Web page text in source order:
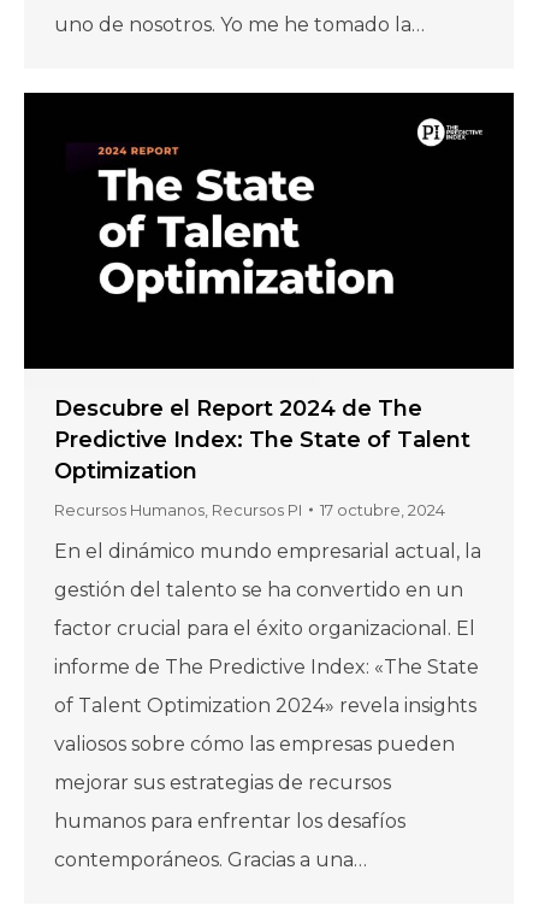
uno de nosotros. Yo me he tomado la…
Descubre el Report 2024 de The
Predictive Index: The State of Talent
Optimization
Recursos Humanos Recursos PI 17 octubre, 2024
En el dinámico mundo empresarial actual, la
gestión del talento se ha convertido en un
factor crucial para el éxito organizacional. El
informe de The Predictive Index: «The State
of Talent Optimization 2024» revela insights
valiosos sobre cómo las empresas pueden
mejorar sus estrategias de recursos
humanos para enfrentar los desafíos
contemporáneos. Gracias a una…